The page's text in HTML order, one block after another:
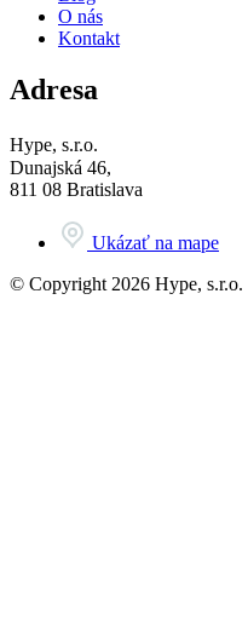
O nás
Kontakt
Adresa
Hype, s.r.o.
Dunajská 46,
811 08 Bratislava
Ukázať na mape
© Copyright 2026 Hype, s.r.o.